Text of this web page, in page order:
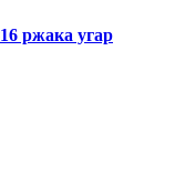
ржака угар